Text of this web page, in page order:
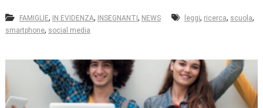
FAMIGLIE, IN EVIDENZA, INSEGNANTI , NEWS leggi, ricerca, scuola,
smartphone, social media